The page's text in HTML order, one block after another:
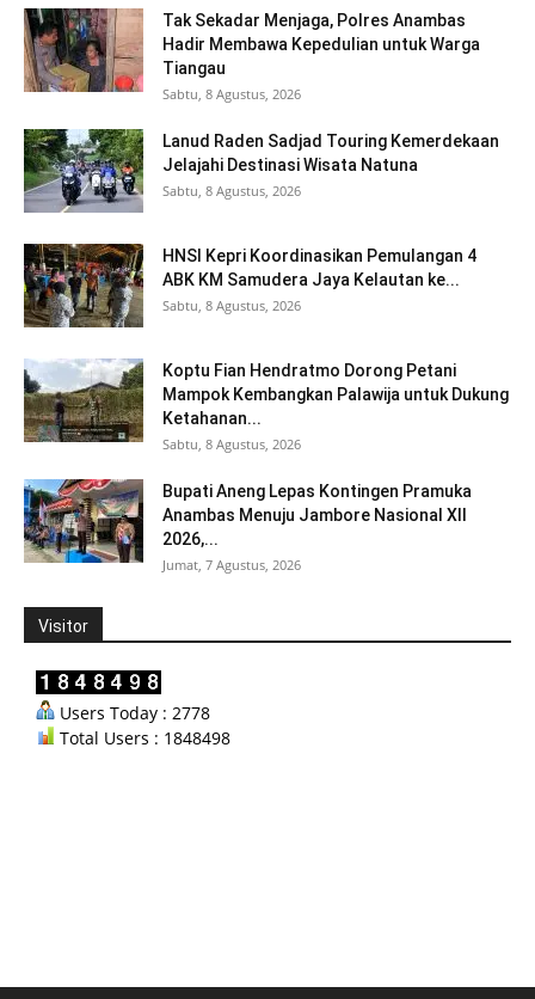
Tak Sekadar Menjaga, Polres Anambas
Hadir Membawa Kepedulian untuk Warga
Tiangau
Sabtu, 8 Agustus, 2026
Lanud Raden Sadjad Touring Kemerdekaan
Jelajahi Destinasi Wisata Natuna
Sabtu, 8 Agustus, 2026
HNSI Kepri Koordinasikan Pemulangan 4
ABK KM Samudera Jaya Kelautan ke...
Sabtu, 8 Agustus, 2026
Koptu Fian Hendratmo Dorong Petani
Mampok Kembangkan Palawija untuk Dukung
Ketahanan...
Sabtu, 8 Agustus, 2026
Bupati Aneng Lepas Kontingen Pramuka
Anambas Menuju Jambore Nasional XII
2026,...
Jumat, 7 Agustus, 2026
Visitor
Users Today : 2778
Total Users : 1848498